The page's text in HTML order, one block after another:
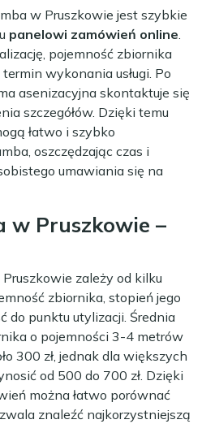
w Pruszkowie jest szybkie
panelowi zamówień online.
pojemność zbiornika
wykonania usługi. Po
asenizacyjna skontaktuje się
szczegółów. Dzięki temu
łatwo i szybko
oszczędzając czas i
umawiania się na
w Pruszkowie –
zależy od kilku
zbiornika, stopień jego
do punktu utylizacji. Średnia
o pojemności 3-4 metrów
300 zł, jednak dla większych
od 500 do 700 zł. Dzięki
można łatwo porównać
znaleźć najkorzystniejszą